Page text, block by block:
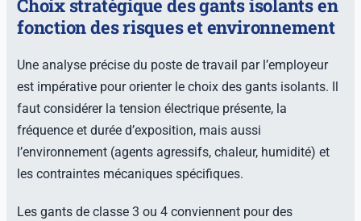
Choix stratégique des gants isolants en
fonction des risques et environnement
Une analyse précise du poste de travail par l’employeur
est impérative pour orienter le choix des gants isolants. Il
faut considérer la tension électrique présente, la
fréquence et durée d’exposition, mais aussi
l’environnement (agents agressifs, chaleur, humidité) et
les contraintes mécaniques spécifiques.
Les gants de classe 3 ou 4 conviennent pour des